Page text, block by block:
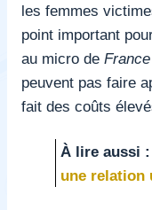
les femmes
point important
au micro de
peuvent pas faire
fait des coûts
À lire aussi
une relation